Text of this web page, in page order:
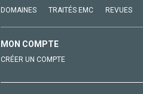
DOMAINES TRAITÉS EMC REVUES
MON COMPTE
CRÉER UN COMPTE